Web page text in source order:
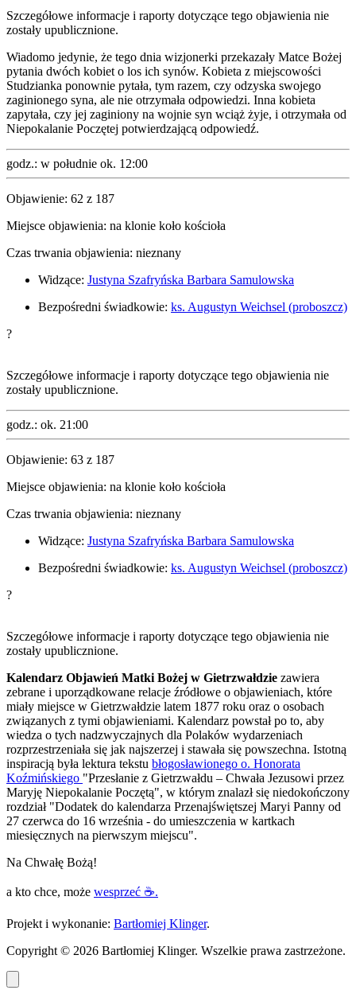
Szczegółowe informacje i raporty dotyczące tego objawienia nie
zostały upublicznione.
Wiadomo jedynie, że tego dnia wizjonerki przekazały Matce Bożej
pytania dwóch kobiet o los ich synów. Kobieta z miejscowości
Studzianka ponownie pytała, tym razem, czy odzyska swojego
zaginionego syna, ale nie otrzymała odpowiedzi. Inna kobieta
zapytała, czy jej zaginiony na wojnie syn wciąż żyje, i otrzymała od
Niepokalanie Poczętej potwierdzającą odpowiedź.
godz.: w południe ok. 12:00
Objawienie: 62 z 187
Miejsce objawienia: na klonie koło kościoła
Czas trwania objawienia: nieznany
Widzące: Justyna Szafryńska Barbara Samulowska
Bezpośredni świadkowie: ks. Augustyn Weichsel (proboszcz)
?
Szczegółowe informacje i raporty dotyczące tego objawienia nie
zostały upublicznione.
godz.: ok. 21:00
Objawienie: 63 z 187
Miejsce objawienia: na klonie koło kościoła
Czas trwania objawienia: nieznany
Widzące: Justyna Szafryńska Barbara Samulowska
Bezpośredni świadkowie: ks. Augustyn Weichsel (proboszcz)
?
Szczegółowe informacje i raporty dotyczące tego objawienia nie
zostały upublicznione.
Kalendarz Objawień Matki Bożej w Gietrzwałdzie zawiera
zebrane i uporządkowane relacje źródłowe o objawieniach, które
miały miejsce w Gietrzwałdzie latem 1877 roku oraz o osobach
związanych z tymi objawieniami. Kalendarz powstał po to, aby
wiedza o tych nadzwyczajnych dla Polaków wydarzeniach
rozprzestrzeniała się jak najszerzej i stawała się powszechna. Istotną
inspiracją była lektura tekstu błogosławionego o. Honorata
Koźmińskiego "Przesłanie z Gietrzwałdu – Chwała Jezusowi przez
Maryję Niepokalanie Poczętą", w którym znalazł się niedokończony
rozdział "Dodatek do kalendarza Przenajświętszej Maryi Panny od
27 czerwca do 16 września - do umieszczenia w kartkach
miesięcznych na pierwszym miejscu".
Na Chwałę Bożą!
a kto chce, może wesprzeć ☕.
Projekt i wykonanie: Bartłomiej Klinger.
Copyright © 2026 Bartłomiej Klinger. Wszelkie prawa zastrzeżone.